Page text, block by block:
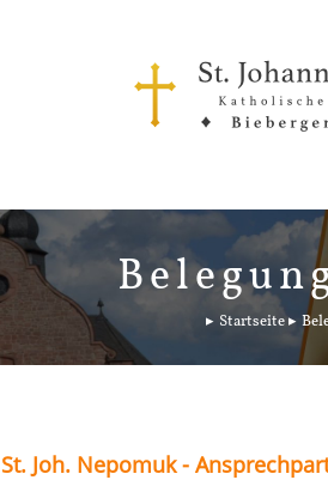
Startseite
Joh. Nepomuk -